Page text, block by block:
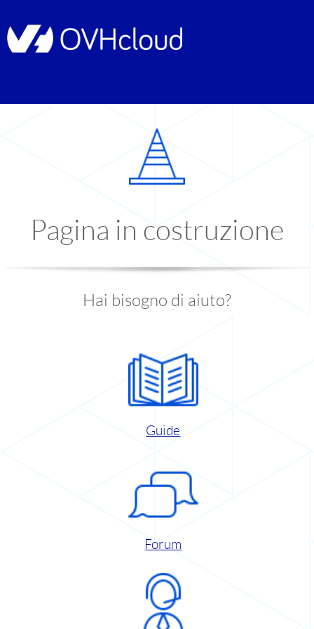
Pagina in costruzione
Hai bisogno di aiuto?
Guide
Forum